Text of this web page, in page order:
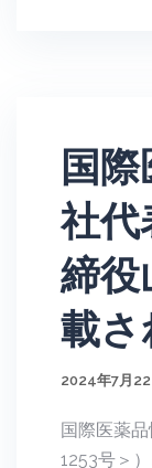
国
社代
締役
載さ
2024年7月22
国際医薬
1253号＞